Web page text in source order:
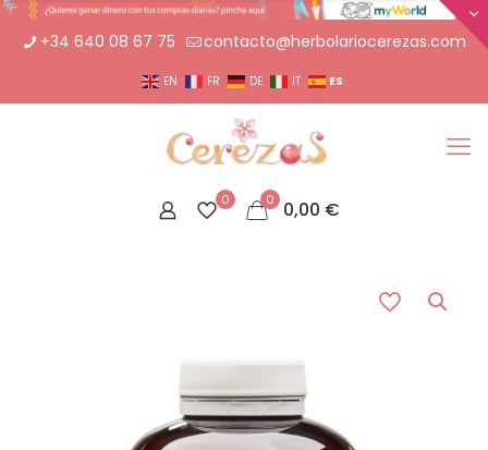
+34 640 08 67 75 contacto@herbolariocerezas.com
EN FR DE IT ES
0 0 0,00 €